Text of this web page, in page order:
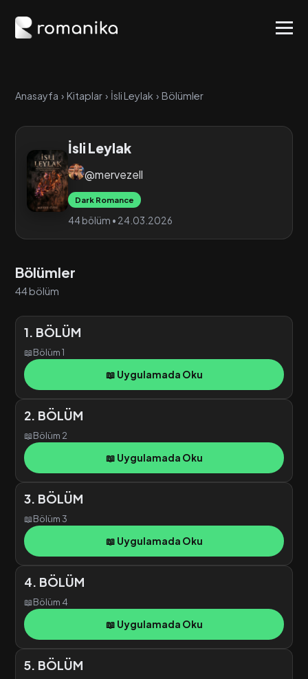
Anasayfa › Kitaplar › İsli Leylak › Bölümler
İsli Leylak
@mervezell
Dark Romance
44 bölüm • 24.03.2026
Bölümler
44 bölüm
1. BÖLÜM
📖Bölüm 1
📖 Uygulamada Oku
2. BÖLÜM
📖Bölüm 2
📖 Uygulamada Oku
3. BÖLÜM
📖Bölüm 3
📖 Uygulamada Oku
4. BÖLÜM
📖Bölüm 4
📖 Uygulamada Oku
5. BÖLÜM